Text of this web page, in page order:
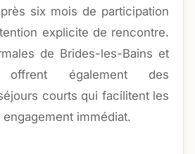
six mois de participation
explicite de rencontre.
de Brides-les-Bains et
offrent également des
courts qui facilitent les
immédiat.